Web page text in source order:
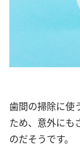
歯間の掃除に使
ため、意外にも
のだそうです。